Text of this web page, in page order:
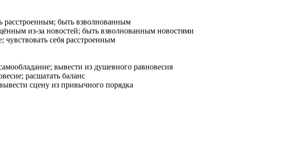
быть взволнованным
из-за новостей; быть взволнованным новостями
себя расстроенным
вывести из душевного равновесия
расшатать баланс
сцену из привычного порядка